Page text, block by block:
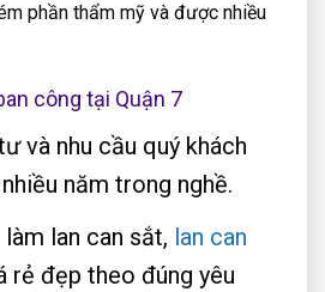
phần thẩm mỹ và được nhiều
công tại Quận 7
và nhu cầu quý khách
năm trong nghề.
lan can sắt, lan can
rẻ đẹp theo đúng yêu